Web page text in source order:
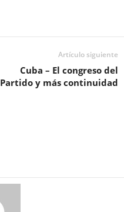
Artículo siguiente
Cuba – El congreso del
Partido y más continuidad